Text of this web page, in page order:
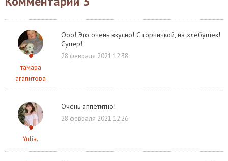
тамара
агапитова
Ооо! Это очень вкусно! С горчичкой, на хлебушек!
Супер!
28 февраля 2021 12:38
Yulia.
Очень аппетитно!
28 февраля 2021 12:26